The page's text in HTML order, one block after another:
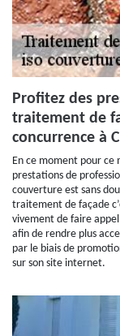
Profitez des
traitement de
concurrence à
En ce moment pour ce
prestations de
couverture est sans
traitement de façade
vivement de faire
afin de rendre plus
par le biais de
sur son site internet.